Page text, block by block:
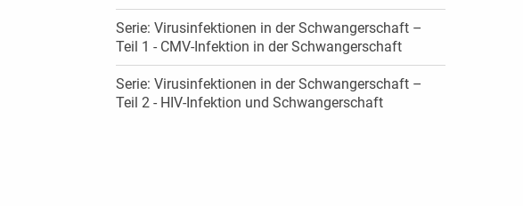
Serie: Virusinfektionen in der Schwangerschaft –
Teil 1 - CMV-Infektion in der Schwangerschaft
Serie: Virusinfektionen in der Schwangerschaft –
Teil 2 - HIV-Infektion und Schwangerschaft